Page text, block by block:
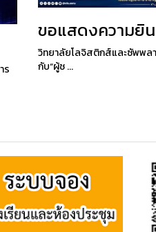
ร
ขอแสดงความยิ
วิทยาลัยโลจิสติกส์และซัพพล
กับ“ผู้ช ...